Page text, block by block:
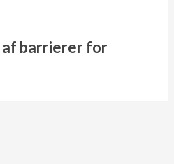
barrierer for